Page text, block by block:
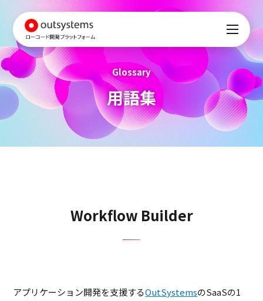
Glossary
用語集
Workflow Builder
アプリケーション開発を支援するOutSystemsのSaaSの1